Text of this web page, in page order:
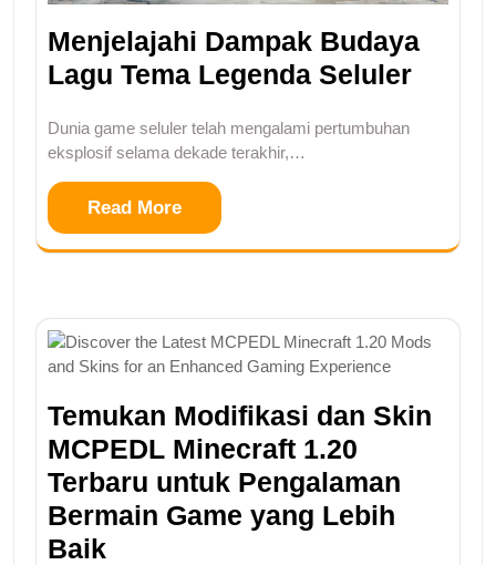
Menjelajahi Dampak Budaya
Lagu Tema Legenda Seluler
Dunia game seluler telah mengalami pertumbuhan
eksplosif selama dekade terakhir,…
Read More
Temukan Modifikasi dan Skin
MCPEDL Minecraft 1.20
Terbaru untuk Pengalaman
Bermain Game yang Lebih
Baik